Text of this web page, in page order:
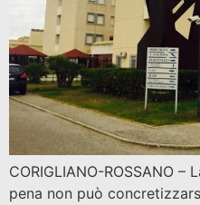
CORIGLIANO-ROSSANO
pena non può